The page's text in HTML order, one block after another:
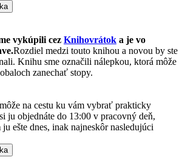
vykúpili cez Knihovrátok a je vo
Rozdiel medzi touto knihou a novou by ste
Knihu sme označili nálepkou, ktorá môže
zanechať stopy.
na cestu ku vám vybrať prakticky
ju objednáte do 13:00 v pracovný deň,
ju ešte dnes, inak najneskôr nasledujúci